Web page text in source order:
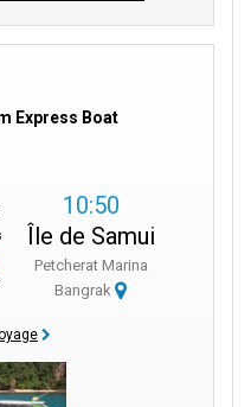
Express Boat
10:50
Île de Samui
Petcherat Marina
Bangrak